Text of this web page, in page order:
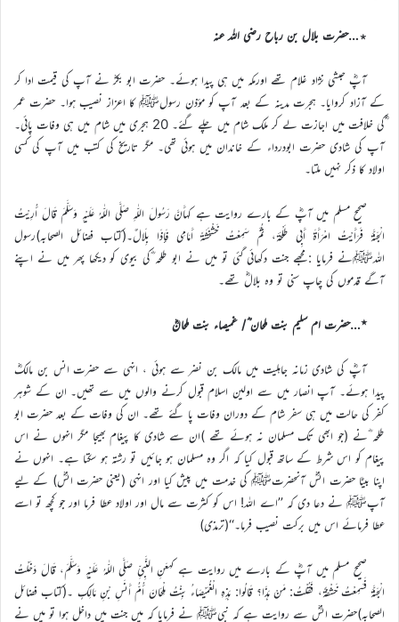
٭…حضرت بلال بن رباح رضی اللہ عنہ
آپؓ حبشی نژاد غلام تھے اورمکہ میں ہی پیدا ہوئے۔ حضرت ابو بکرؓ نے آپ کی قیمت ادا کر
کے آزاد کروایا۔ ہجرت مدینہ کے بعد آپ کو مؤذن رسولﷺ کا اعزاز نصیب ہوا۔ حضرت عمر
ؓکی خلافت میں اجازت لے کر ملک شام میں چلے گئے۔ 20 ہجری میں شام میں ہی وفات پائی۔
آپ کی شادی حضرت ابودرداء کے خاندان میں ہوئی تھی۔ مگر تاریخ کی کتب میں آپ کی کسی
اولاد کا ذکر نہیں ملتا۔
صحیح مسلم میں آپؓ کے بارے روایت ہے کہأَنَّ رَسُولَ اللّٰهِ صَلَّى اللّٰهُ عَلَيْهِ وَسَلَّمَ قَالَ أُرِيْتُ
الْجَنَّةَ فَرَأَيْتُ امْرَأَةَ أَبِي طَلْحَةَ، ثُمَّ سَمِعْتُ خَشْخَشَةً أَمَامِي فَإِذَا بِلَالٌ۔(کتاب فضائل الصحابہ)رسول
اللہﷺنے فرمایا :مجھے جنت دکھائی گئی تو میں نے ابو طلحہ ؓکی بیوی کو دیکھا پھر میں نے اپنے
آگے قدموں کی چاپ سنی تو وہ بلالؓ تھے۔
٭…حضرت ام سلیم بنت ملحان ؓ/ غمیصاء بنت ملحانؓ
آپؓ کی شادی زمانہ جاہلیت میں مالک بن نضر سے ہوئی ، انہی سے حضرت انس بن مالکؓ
پیدا ہوئے۔ آپ انصار میں سے اولین اسلام قبول کرنے والوں میں سے تھیں۔ ان کے شوہر
کفر کی حالت میں ہی سفر شام کے دوران وفات پا گئے تھے۔ ان کی وفات کے بعد حضرت ابو
طلحہ ؓنے (جو ابھی تک مسلمان نہ ہوئے تھے )ان سے شادی کا پیغام بھیجا مگر انہوں نے اس
پیغام کو اس شرط کے ساتھ قبول کیا کہ اگر وہ مسلمان ہو جائیں تو رشتہ ہو سکتا ہے۔ انہوں نے
اپنا بیٹا حضرت انسؓ آنحضرتﷺ کی خدمت میں پیش کیا اور انہی (یعنی حضرت انسؓ) کے لیے
آپﷺ نے دعا دی کہ ’’اے اللہ! اس کو کثرت سے مال اور اولاد عطا فرما اور جو کچھ تو اسے
عطا فرمائے اس میں برکت نصیب فرما۔‘‘(ترمذی)
صحیح مسلم میں آپؓ کے بارے میں روایت ہے کہعَنِ النَّبِيِّ صَلَّى اللّٰهُ عَلَيْهِ وَسَلَّمَ، قَالَ دَخَلْتُ
الْجَنَّةَ فَسَمِعْتُ خَشْفَةً، فَقُلْتُ: مَنْ هَذَا؟ قَالُوا: هَذِهِ الْغُمَيْصَاءُ بِنْتُ مِلْحَانَ أُمُّ أَنَسِ بْنِ مَالِكٍ ۔(کتاب فضائل
الصحابہ)حضرت انسؓ سے روایت ہے کہ نبیﷺ نے فرمایا کہ میں جنت میں داخل ہوا تو میں نے